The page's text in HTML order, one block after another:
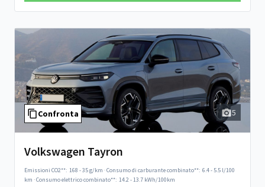
Confronta 5
Volkswagen Tayron
Emissioni CO2**: 168 - 35 g/km ·Consumo di carburante combinato**: 6.4 - 5.5 l/100
km ·Consumo elettrico combinato**: 14.2 - 13.7 kWh/100km